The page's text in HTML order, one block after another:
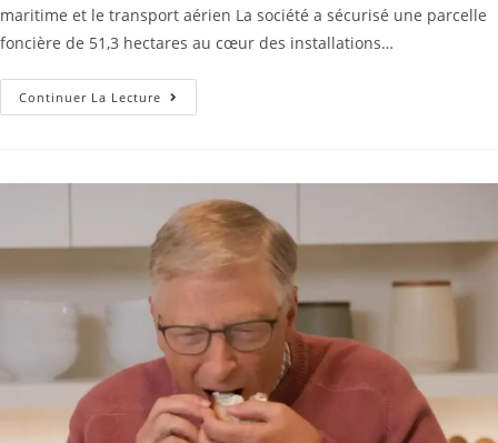
maritime et le transport aérien La société a sécurisé une parcelle
foncière de 51,3 hectares au cœur des installations…
Continuer La Lecture